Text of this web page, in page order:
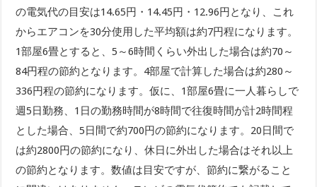
の電気代の目安は14.65円・14.45円・12.96円となり、これ
からエアコンを30分使用した平均額は約7円程になります。
1部屋6畳とすると、5～6時間くらい外出した場合は約70～
84円程の節約となります。4部屋で計算した場合は約280～
336円程の節約になります。仮に、1部屋6畳に一人暮らしで
週5日勤務、1日の勤務時間が8時間で往復時間が計2時間程
とした場合、5日間で約700円の節約になります。20日間で
は約2800円の節約になり、休日に外出した場合はそれ以上
の節約となります。数値は目安ですが、節約に繋がること